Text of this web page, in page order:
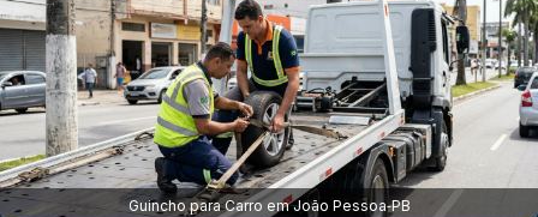
Guincho para Carro em João Pessoa‑PB